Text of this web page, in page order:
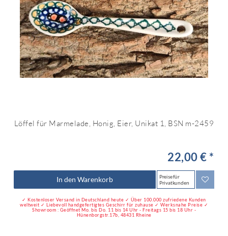
Löffel für Marmelade, Honig, Eier, Unikat 1, BSN m-2459
22,00 € *
In den Warenkorb
Preise für
Privatkunden
✓ Kostenloser Versand in Deutschland heute ✓ Über 100.000 zufriedene Kunden
weltweit ✓ Liebevoll handgefertigtes Geschirr für zuhause ✓ Werksnahe Preise ✓
Showroom : Geöffnet Mo. bis Do. 11 bis 14 Uhr - Freitags 15 bis 18 Uhr -
Hünenborgstr.17b, 48431 Rheine